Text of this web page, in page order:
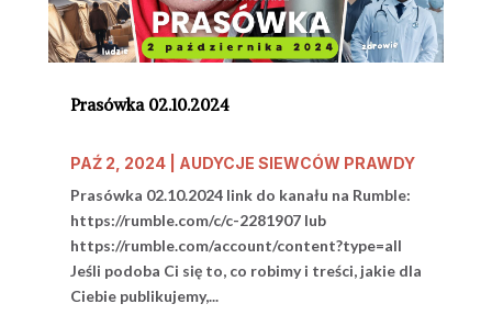
Prasówka 02.10.2024
PAŹ 2, 2024| AUDYCJE SIEWCÓW PRAWDY
Prasówka 02.10.2024 link do kanału na Rumble:
https://rumble.com/c/c-2281907 lub
https://rumble.com/account/content?type=all
Jeśli podoba Ci się to, co robimy i treści, jakie dla
Ciebie publikujemy,...